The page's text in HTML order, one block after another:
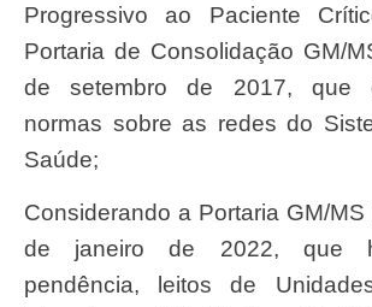
Progressivo ao Paciente
Portaria de Consolidação GM/
de setembro de 2017, que
normas sobre as redes do
Saúde;
Considerando a Portaria GM/MS nº 220, de 27
de janeiro de 2022, que
pendência, leitos de